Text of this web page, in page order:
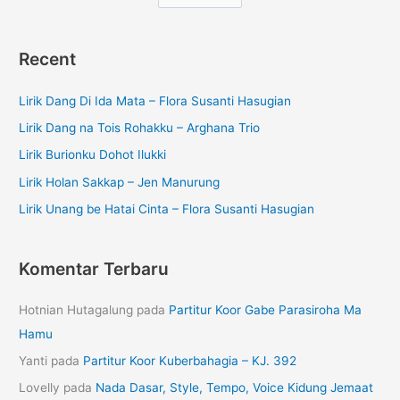
Recent
Lirik Dang Di Ida Mata – Flora Susanti Hasugian
Lirik Dang na Tois Rohakku – Arghana Trio
Lirik Burionku Dohot Ilukki
Lirik Holan Sakkap – Jen Manurung
Lirik Unang be Hatai Cinta – Flora Susanti Hasugian
Komentar Terbaru
Hotnian Hutagalung pada Partitur Koor Gabe Parasiroha Ma
Hamu
Yanti pada Partitur Koor Kuberbahagia – KJ. 392
Lovelly pada Nada Dasar, Style, Tempo, Voice Kidung Jemaat